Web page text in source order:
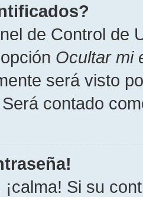
de Control de
Ocultar mi
será visto
contado
Si su